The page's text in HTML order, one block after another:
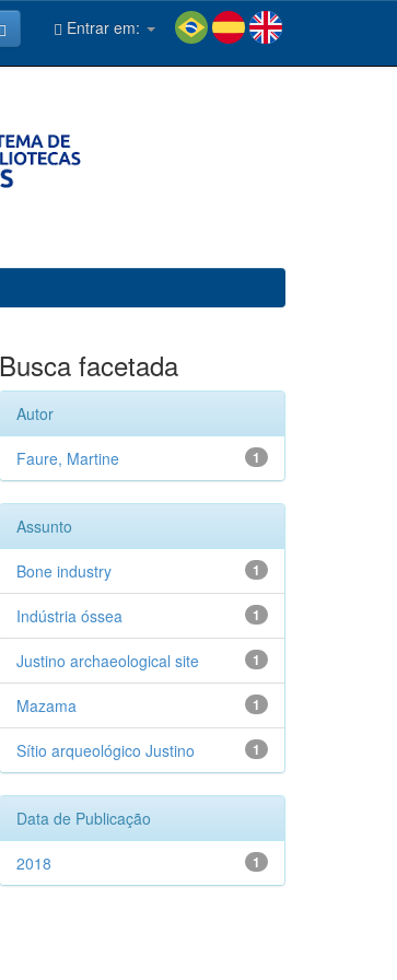
Entrar em:
Busca facetada
Autor
1
Faure, Martine
Assunto
1
Bone industry
1
Indústria óssea
1
Justino archaeological site
1
Mazama
1
Sítio arqueológico Justino
Data de Publicação
1
2018